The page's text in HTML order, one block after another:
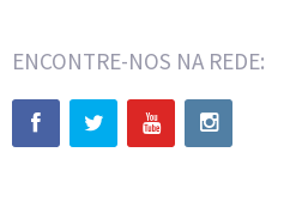
ENCONTRE-NOS NA REDE: